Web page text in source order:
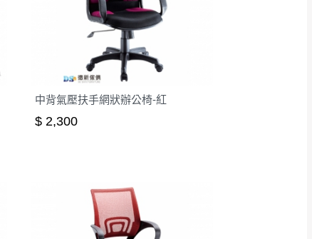
中背氣壓扶手網狀辦公椅-紅
$ 2,300